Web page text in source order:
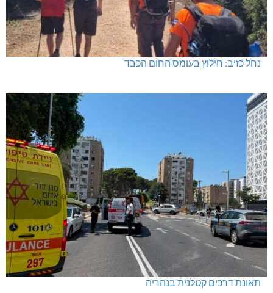
נחל כזיב: חילוץ בעומס החום הכבד
תאונת דרכים קטלנית בנהריה